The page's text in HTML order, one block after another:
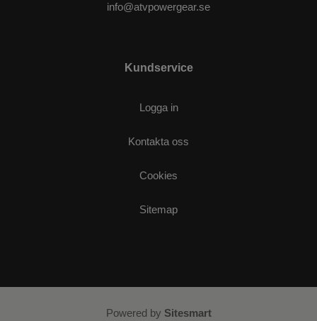
info@atvpowergear.se
Kundservice
Logga in
Kontakta oss
Cookies
Sitemap
Powered by Sitesmart